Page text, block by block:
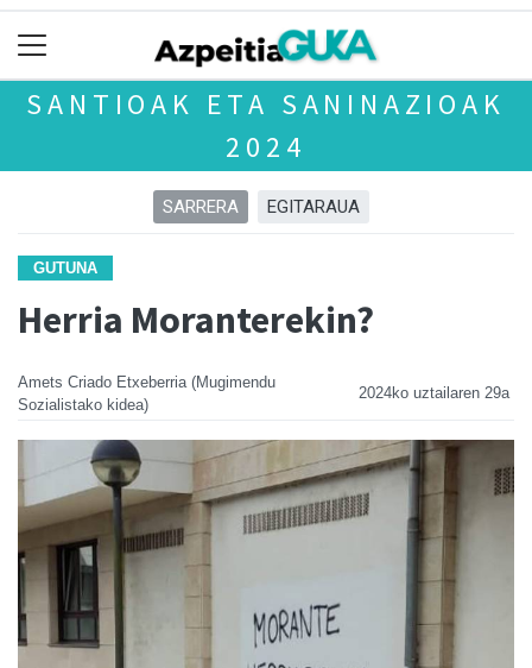
SANTIOAK ETA SANINAZIOAK
2024
SARRERA EGITARAUA
GUTUNA
Herria Moranterekin?
Amets Criado Etxeberria (Mugimendu
Sozialistako kidea)
2024ko uztailaren 29a